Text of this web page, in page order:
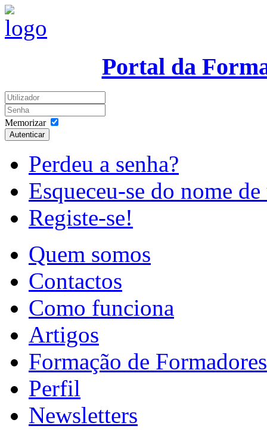
Portal da
Memorizar
Autenticar
Perdeu a senha?
Esqueceu-se do nome
Registe-se!
Quem somos
Contactos
Como funciona
Artigos
Formação de Formadores
Perfil
Newsletters